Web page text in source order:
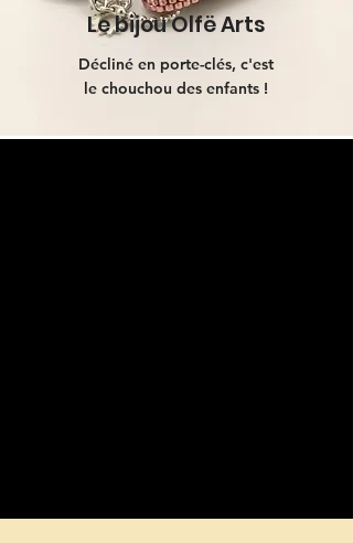
Décliné en porte-clés, c'est
le chouchou des enfants !
Le bijou Olfë Arts